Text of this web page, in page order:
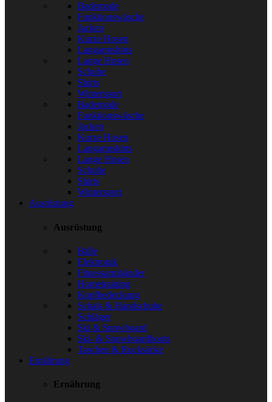
Bademode
Funktionswäsche
Jacken
Kurze Hosen
Langarmshirts
Lange Hosen
Schuhe
Shirts
Wintersport
Bademode
Funktionswäsche
Jacken
Kurze Hosen
Langarmshirts
Lange Hosen
Schuhe
Shirts
Wintersport
Ausrüstung
Ausrüstung
Bälle
Elektronik
Fitnessarmbänder
Hometraining
Kopfbedeckung
Schals & Handschuhe
Schläger
Ski & Snowboard
Ski- & Snowboardboots
Taschen & Rucksäcke
Ernährung
Ernährung